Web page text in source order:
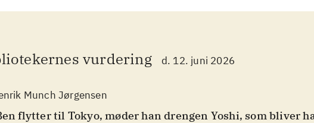
vurdering d. 12. juni 2026
Munch Jørgensen
flytter til Tokyo, møder han drengen Yoshi, som bliver